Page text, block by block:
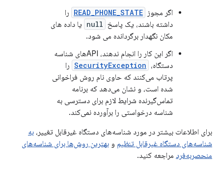
اگر مجوز READ_PHONE_STATE را
داشته باشند، یک پاسخ null یا داده های
مکان نگهدار برگردانده می شود.
اگر این کار را انجام ندهند، APIهای شناسه
دستگاه، SecurityException را
پرتاب می‌کنند که حاوی نام روش فراخوانی
شده است، و نشان می‌دهد که برنامه
تماس‌گیرنده شرایط لازم برای دسترسی به
شناسه درخواستی را برآورده نمی‌کند.
برای اطلاعات بیشتر در مورد شناسه‌های دستگاه غیرقابل تغییر، به
شناسه‌های دستگاه غیرقابل تنظیم و بهترین روش‌ها برای شناسه‌های
منحصربه‌فرد مراجعه کنید.